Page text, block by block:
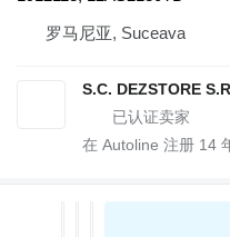
罗马尼亚, Suceava
S.C. DEZSTORE
在 Autoline 注册 14